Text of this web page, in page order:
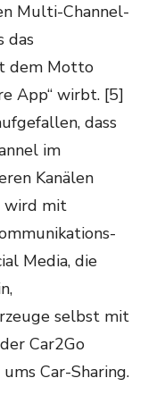
Multi-Channel-
das
dem Motto
App“ wirbt. [5]
dass
im
Kanälen
wird mit
Media, die
selbst mit
Car2Go
Car-Sharing.